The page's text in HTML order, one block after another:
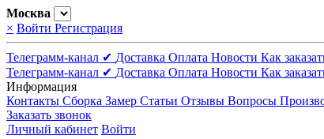
Москва
× Войти Регистрация
Телеграмм-канал ✔ Доставка Оплата Новости Как
Телеграмм-канал ✔ Доставка Оплата Новости Как
Информация
Контакты Сборка Замер Статьи Отзывы Вопросы
Заказать звонок
Личный кабинет Войти